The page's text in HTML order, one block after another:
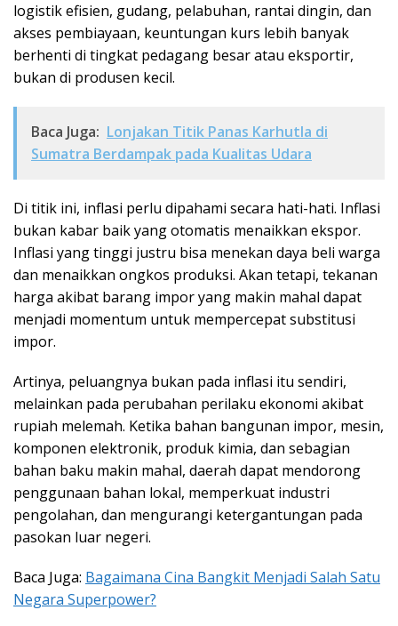
logistik efisien, gudang, pelabuhan, rantai dingin, dan
akses pembiayaan, keuntungan kurs lebih banyak
berhenti di tingkat pedagang besar atau eksportir,
bukan di produsen kecil.
Baca Juga: Lonjakan Titik Panas Karhutla di
Sumatra Berdampak pada Kualitas Udara
Di titik ini, inflasi perlu dipahami secara hati-hati. Inflasi
bukan kabar baik yang otomatis menaikkan ekspor.
Inflasi yang tinggi justru bisa menekan daya beli warga
dan menaikkan ongkos produksi. Akan tetapi, tekanan
harga akibat barang impor yang makin mahal dapat
menjadi momentum untuk mempercepat substitusi
impor.
Artinya, peluangnya bukan pada inflasi itu sendiri,
melainkan pada perubahan perilaku ekonomi akibat
rupiah melemah. Ketika bahan bangunan impor, mesin,
komponen elektronik, produk kimia, dan sebagian
bahan baku makin mahal, daerah dapat mendorong
penggunaan bahan lokal, memperkuat industri
pengolahan, dan mengurangi ketergantungan pada
pasokan luar negeri.
Baca Juga: Bagaimana Cina Bangkit Menjadi Salah Satu
Negara Superpower?